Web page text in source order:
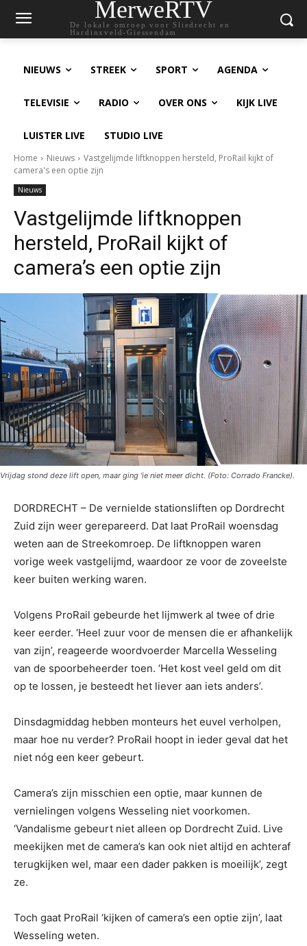
MerweRTV
De lokale omroep voor Sliedrecht en
Hardinxveld-Giessendam
NIEUWS STREEK SPORT AGENDA
TELEVISIE RADIO OVER ONS KIJK LIVE
LUISTER LIVE STUDIO LIVE
Home Nieuws
Vastgelijmde liftknoppen hersteld, ProRail kijkt of
camera's een optie zijn
Nieuws
Vastgelijmde liftknoppen
hersteld, ProRail kijkt of
camera’s een optie zijn
Vrijdag stond deze lift open, maar ging 'ie niet meer dicht. (Foto: Corrado Francke).
DORDRECHT – De vernielde stationsliften op Dordrecht
Zuid zijn weer gerepareerd. Dat laat ProRail woensdag
weten aan de Streekomroep. De liftknoppen waren
vorige week vastgelijmd, waardoor ze voor de zoveelste
keer buiten werking waren.
Volgens ProRail gebeurde het lijmwerk al twee of drie
keer eerder. ‘Heel zuur voor de mensen die er afhankelijk
van zijn’, reageerde woordvoerder Marcella Wesseling
van de spoorbeheerder toen. ‘Het kost veel geld om dit
op te lossen, je besteedt het liever aan iets anders’.
Dinsdagmiddag hebben monteurs het euvel verholpen,
maar hoe nu verder? ProRail hoopt in ieder geval dat het
niet nóg een keer gebeurt.
Camera’s zijn misschien een optie, maar kunnen de
vernielingen volgens Wesseling niet voorkomen.
‘Vandalisme gebeurt niet alleen op Dordrecht Zuid. Live
meekijken met de camera’s kan ook niet altijd en achteraf
terugkijken wel, maar een dader pakken is moeilijk’, zegt
ze.
Toch gaat ProRail ‘kijken of camera’s een optie zijn’, laat
Wesseling weten.